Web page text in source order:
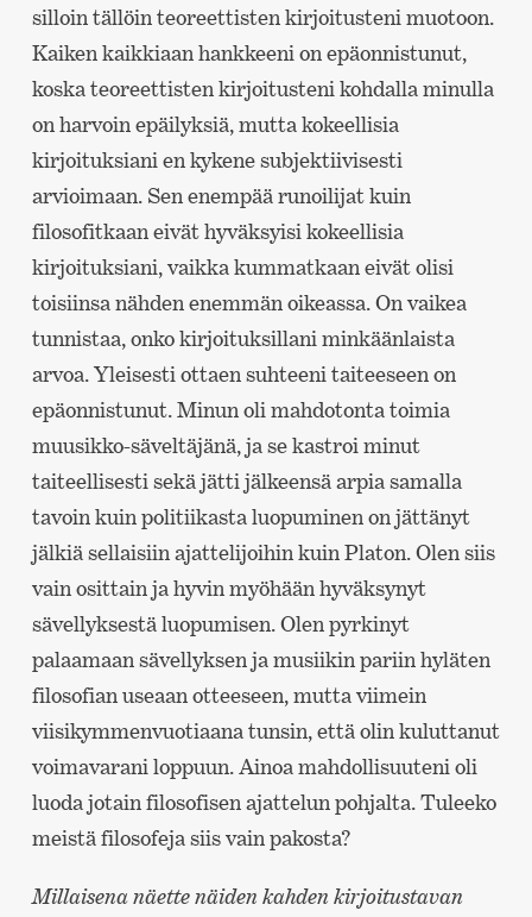
silloin tällöin teoreettisten kirjoitusteni muotoon.
Kaiken kaikkiaan hankkeeni on epäonnistunut,
koska teoreettisten kirjoitusteni kohdalla minulla
on harvoin epäilyksiä, mutta kokeellisia
kirjoituksiani en kykene subjektiivisesti
arvioimaan. Sen enempää runoilijat kuin
filosofitkaan eivät hyväksyisi kokeellisia
kirjoituksiani, vaikka kummatkaan eivät olisi
toisiinsa nähden enemmän oikeassa. On vaikea
tunnistaa, onko kirjoituksillani minkäänlaista
arvoa. Yleisesti ottaen suhteeni taiteeseen on
epäonnistunut. Minun oli mahdotonta toimia
muusikko-säveltäjänä, ja se kastroi minut
taiteellisesti sekä jätti jälkeensä arpia samalla
tavoin kuin politiikasta luopuminen on jättänyt
jälkiä sellaisiin ajattelijoihin kuin Platon. Olen siis
vain osittain ja hyvin myöhään hyväksynyt
sävellyksestä luopumisen. Olen pyrkinyt
palaamaan sävellyksen ja musiikin pariin hyläten
filosofian useaan otteeseen, mutta viimein
viisikymmenvuotiaana tunsin, että olin kuluttanut
voimavarani loppuun. Ainoa mahdollisuuteni oli
luoda jotain filosofisen ajattelun pohjalta. Tuleeko
meistä filosofeja siis vain pakosta?
Millaisena näette näiden kahden kirjoitustavan